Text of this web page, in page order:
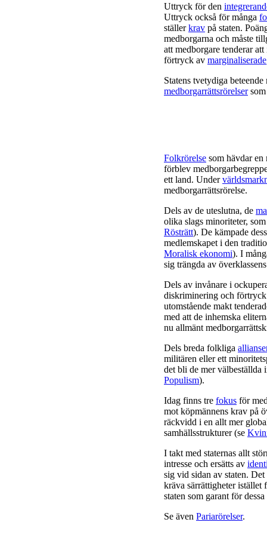
Uttryck för den
Uttryck också för många
ställerkrav på staten.
medborgarna och måste
att medborgare tenderar
förtryck av marginaliserade
Statens tvetydiga
medborgarrättsrörelsersom
Folkrörelse som hävdar
förblev
ett land. Under
medborgarrättsrörelse.
Dels av de uteslutna, de
olika slags minoriteter,
Rösträtt). De kämpade
medlemskapet i den
Moralisk ekonomi). I
sig trängda av
Dels av invånare i
diskriminering och
utomstående makt
med att de inhemska
nu allmänt
Dels breda folkliga
militären eller ett
det bli de mer välbeställda
Populism).
Idag finns tre fokus för
mot köpmännens krav på
räckvidd i en allt mer
samhällsstrukturer (se
I takt med staternas allt
intresse och ersätts av
sig vid sidan av staten.
kräva särrättigheter istället
staten som garant för
Se även Pariarörelser.